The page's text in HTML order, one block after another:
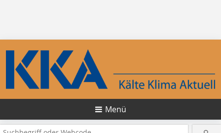
Menü